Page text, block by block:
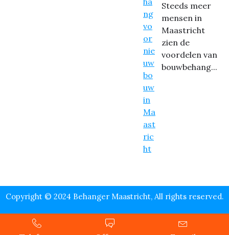
Steeds meer
mensen in
Maastricht
zien de
voordelen van
bouwbehang...
Copyright © 2024 Behanger Maastricht, All rights reserved.